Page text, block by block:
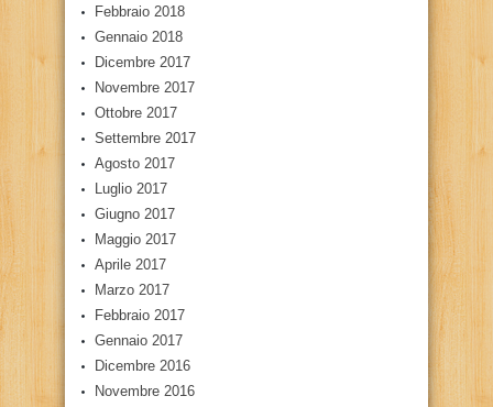
Febbraio 2018
Gennaio 2018
Dicembre 2017
Novembre 2017
Ottobre 2017
Settembre 2017
Agosto 2017
Luglio 2017
Giugno 2017
Maggio 2017
Aprile 2017
Marzo 2017
Febbraio 2017
Gennaio 2017
Dicembre 2016
Novembre 2016